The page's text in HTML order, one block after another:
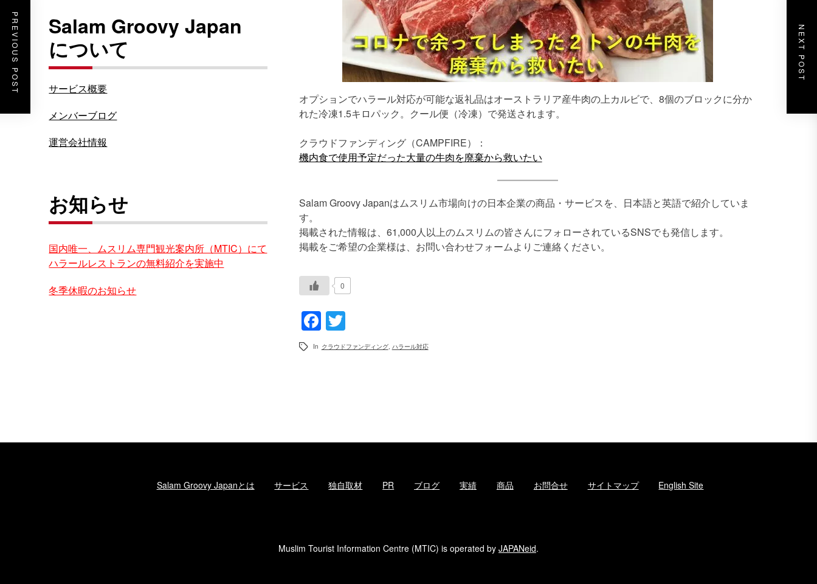
オプションでハラール対応が可能な返礼品はオーストラリア産牛肉の上カルビで、8個のブロックに分か
れた冷凍1.5キロパック。クール便（冷凍）で発送されます。
クラウドファンディング（CAMPFIRE）：
機内食で使用予定だった大量の牛肉を廃棄から救いたい
Salam Groovy Japanはムスリム市場向けの日本企業の商品・サービスを、日本語と英語で紹介していま
す。
掲載された情報は、61,000人以上のムスリムの皆さんにフォローされているSNSでも発信します。
掲載をご希望の企業様は、お問い合わせフォームよりご連絡ください。
0
Facebook
Twitter
In クラウドファンディング, ハラール対応
PREVIOUS POST NEXT POST
Salam Groovy Japan
について
サービス概要
メンバーブログ
運営会社情報
お知らせ
国内唯一、ムスリム専門観光案内所（MTIC）にて
ハラールレストランの無料紹介を実施中
冬季休暇のお知らせ
Salam Groovy Japanとは サービス 独自取材 PR ブログ 実績 商品 お問合せ サイトマップ English Site
Muslim Tourist Information Centre (MTIC) is operated by JAPANeid.